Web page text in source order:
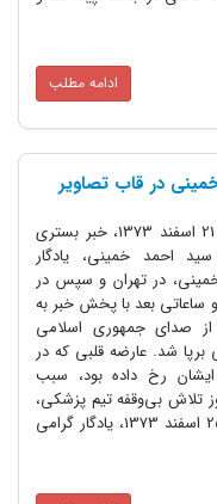
اسفند 1373، خبر بستری
سپس در
خبر به
که در
سبب
پزشکی،
در شامگاه 25 اسفند 1373، یادگار گرامی